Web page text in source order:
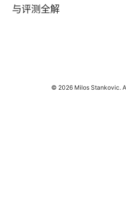
与评测全解
© 2026 Milos Stankovic.